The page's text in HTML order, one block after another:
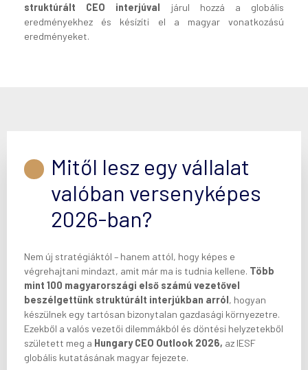
struktúrált CEO interjúval járul hozzá a globális
eredményekhez és késízíti el a magyar vonatkozású
eredményeket.
Mitől lesz egy vállalat
valóban versenyképes
2026-ban?
Nem új stratégiáktól – hanem attól, hogy képes e
végrehajtani mindazt, amit már ma is tudnia kellene. Több
mint 100 magyarországi első számú vezetővel
beszélgettünk struktúrált interjúkban arról, hogyan
készülnek egy tartósan bizonytalan gazdasági környezetre.
Ezekből a valós vezetői dilemmákból és döntési helyzetekből
született meg a Hungary CEO Outlook 2026, az IESF
globális kutatásának magyar fejezete.